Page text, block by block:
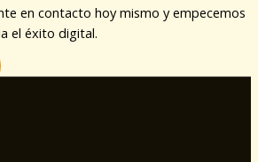
en contacto hoy mismo y empecemos
el éxito digital.